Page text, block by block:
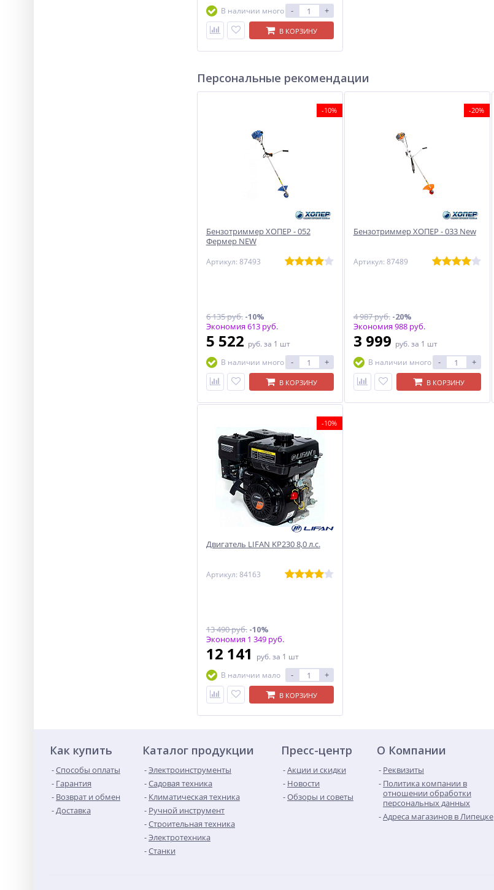
В наличии много
- +
В КОРЗИНУ
Персональные рекомендации
-10%
Бензотриммер ХОПЕР - 052
Фермер NEW
Артикул: 87493
6 135 руб.-10%
Экономия 613 руб.
5 522 руб. за 1 шт
В наличии много
- +
В КОРЗИНУ
-20%
Бензотриммер ХОПЕР - 033 New
Артикул: 87489
4 987 руб.-20%
Экономия 988 руб.
3 999 руб. за 1 шт
В наличии много
- +
В КОРЗИНУ
-10%
Двигатель LIFAN KP230 8,0 л.с.
Артикул: 84163
13 490 руб.-10%
Экономия 1 349 руб.
12 141 руб. за 1 шт
В наличии мало
- +
В КОРЗИНУ
Как купить
Способы оплаты
Гарантия
Возврат и обмен
Доставка
Каталог продукции
Электроинструменты
Садовая техника
Климатическая техника
Ручной инструмент
Строительная техника
Электротехника
Станки
Пресс-центр
Акции и скидки
Новости
Обзоры и советы
О Компании
Реквизиты
Политика компании в
отношении обработки
персональных данных
Адреса магазинов в Липецке